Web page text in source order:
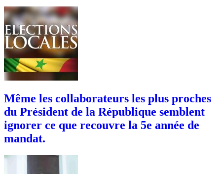
Même les collaborateurs les plus proches
du Président de la République semblent
ignorer ce que recouvre la 5e année de
mandat.